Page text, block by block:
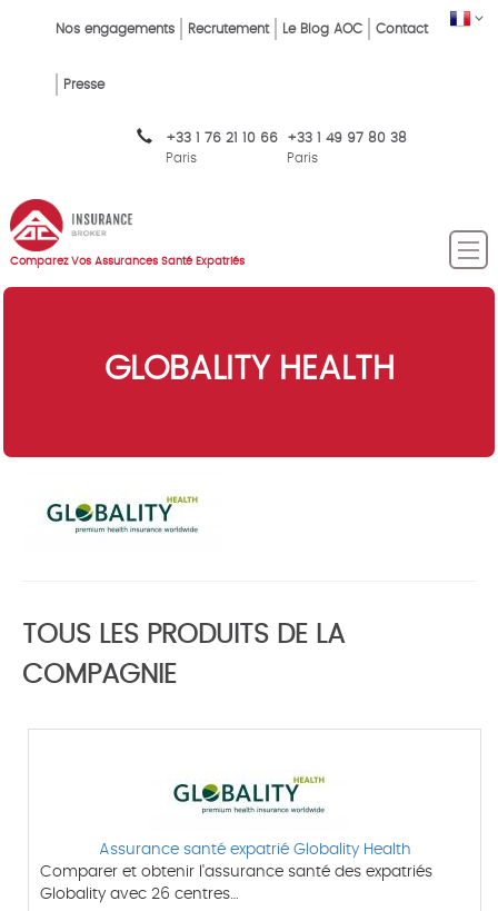
content
FR
Top
Menu
FR
Nos engagements Recrutement Le Blog AOC Contact
Presse
+33 1 76 21 10 66
Paris
+33 1 49 97 80 38
Paris
Comparez Vos Assurances Santé Expatriés
GLOBALITY HEALTH
TOUS LES PRODUITS DE LA
COMPAGNIE
Assurance santé expatrié Globality Health
Comparer et obtenir l'assurance santé des expatriés
Globality avec 26 centres…